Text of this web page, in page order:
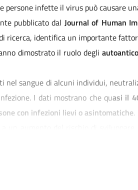
persone infette il virus può causare
pubblicato dal Journal of Human
ricerca, identifica un importante
dimostrato il ruolo degli
nel sangue di alcuni individui,
I dati mostrano che quasi il
con infezioni lievi o asintomatiche.
nel campo dei fattori umani di